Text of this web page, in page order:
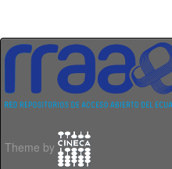
Theme by